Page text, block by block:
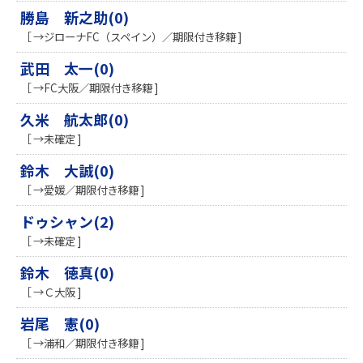
勝島 新之助(0)
［ →ジローナFC（スペイン）／期限付き移籍 ]
武田 太一(0)
［ →FC大阪／期限付き移籍 ]
久米 航太郎(0)
［ →未確定 ]
鈴木 大誠(0)
［ →愛媛／期限付き移籍 ]
ドゥシャン(2)
［ →未確定 ]
鈴木 徳真(0)
［ →Ｃ大阪 ]
岩尾 憲(0)
［ →浦和／期限付き移籍 ]